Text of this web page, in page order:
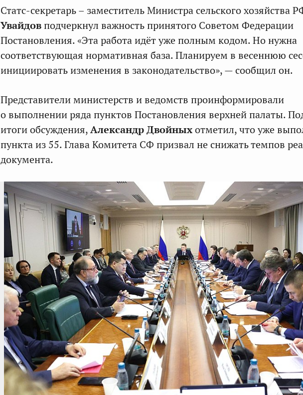
Статс-секретарь – заместитель Министра сельского хозяйства
Увайдовподчеркнул важность принятого Советом Федерации
Постановления. «Эта работа идёт уже полным кодом. Но нужна
соответствующая нормативная база. Планируем в весеннюю
инициировать изменения в законодательство», — сообщил он.
Представители министерств и ведомств проинформировали
о выполнении ряда пунктов Постановления верхней палаты.
итоги обсуждения,Александр Двойныхотметил, что уже
пункта из 55. Глава Комитета СФ призвал не снижать темпов
документа.